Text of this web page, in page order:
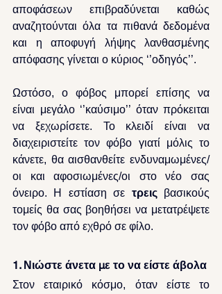
αποφάσεων επιβραδύνεται καθώς
αναζητούνται όλα τα πιθανά δεδομένα
και η αποφυγή λήψης λανθασμένης
απόφασης γίνεται ο κύριος ‘’οδηγός’’.
Ωστόσο, ο φόβος μπορεί επίσης να
είναι μεγάλο ‘’καύσιμο’’ όταν πρόκειται
να ξεχωρίσετε. Το κλειδί είναι να
διαχειριστείτε τον φόβο γιατί μόλις το
κάνετε, θα αισθανθείτε ενδυναμωμένες/
οι και αφοσιωμένες/οι στο νέο σας
όνειρο. Η εστίαση σε τρεις βασικούς
τομείς θα σας βοηθήσει να μετατρέψετε
τον φόβο από εχθρό σε φίλο.
1. Νιώστε άνετα με το να είστε άβολα
Στον εταιρικό κόσμο, όταν είστε το